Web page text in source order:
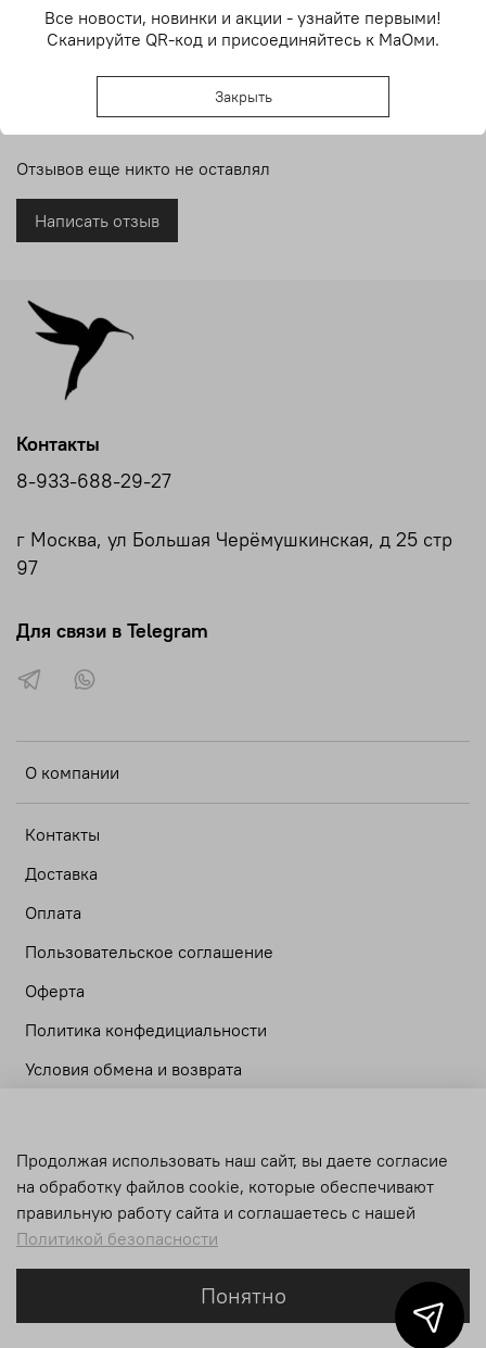
папирусе.
считался «слезами богов».Три жемчужины–символ
трех миров: прошлого, настоящего и будущего.
ювелирный сплав.
Отзывы
Отзывов еще никто не оставлял
Написать отзыв
О компании
Контакты
Доставка
Оплата
Пользовательское соглашение
Оферта
Политика конфедициальности
Условия обмена и возврата
Корзина
Сравнение
Контакты
8-933-688-29-27
г Москва, ул Большая Черёмушкинская, д 25 стр
97
Для связи в Telegram
Продолжая использовать наш сайт, вы даете согласие
на обработку файлов cookie, которые обеспечивают
правильную работу сайта и соглашаетесь с нашей
Политикой безопасности
Понятно
Все новости, новинки и акции - узнайте первыми!
Сканируйте QR-код и присоединяйтесь к МаОми.
Закрыть